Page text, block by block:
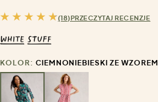
(18)PRZECZYTAJ RECENZJE
KOLOR: CIEMNONIEBIESKI ZE WZOREM